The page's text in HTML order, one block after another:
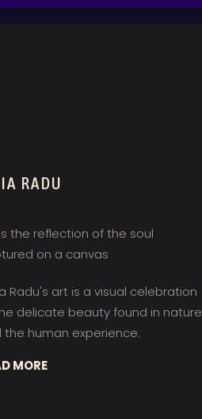
RADU
the reflection of the soul
on a canvas
Radu's art is a visual celebration
delicate beauty found in nature
the human experience.
MORE